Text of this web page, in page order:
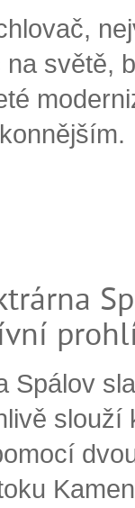
světě,
Spálov
slouží